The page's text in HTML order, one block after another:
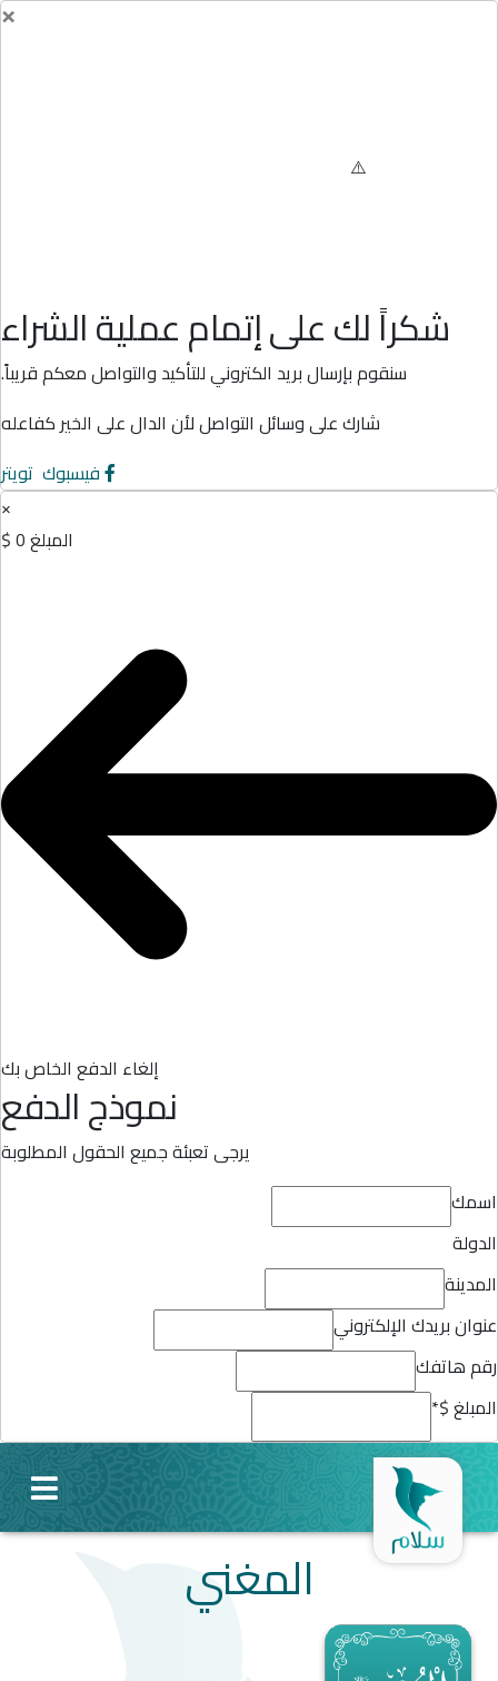
×
شكراً لك على إتمام عملية الشراء
سنقوم بإرسال بريد الكتروني للتأكيد والتواصل معكم قريباً.
شارك على وسائل التواصل لأن الدال على الخير كفاعله
فيسبوك تويتر
×
المبلغ0 $
إلغاء الدفع الخاص بك
نموذج الدفع
يرجى تعبئة جميع الحقول المطلوبة
اسمك
الدولة
المدينة
عنوان بريدك الإلكتروني
رقم هاتفك
المبلغ $*
المغني